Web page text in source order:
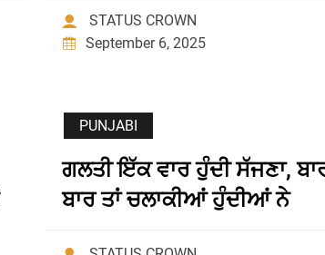
STATUS CROWN
September 6, 2025
PUNJABI
ਗਲਤੀ ਇੱਕ ਵਾਰ ਹੁੰਦੀ ਸੱਜਣਾ,
ਬਾਰ ਤਾਂ ਚਲਾਕੀਆਂ ਹੁੰਦੀਆਂ ਨੇ